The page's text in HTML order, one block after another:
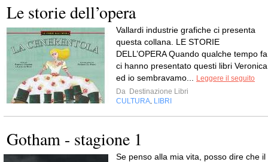
Le storie dell’opera
Vallardi industrie grafiche ci presenta
questa collana. LE STORIE
DELL’OPERA Quando qualche tempo fa
ci hanno presentato questi libri Veronica
ed io sembravamo...
Leggere il seguito
Da Destinazione Libri
CULTURA LIBRI
Gotham - stagione 1
Se penso alla mia vita, posso dire che il